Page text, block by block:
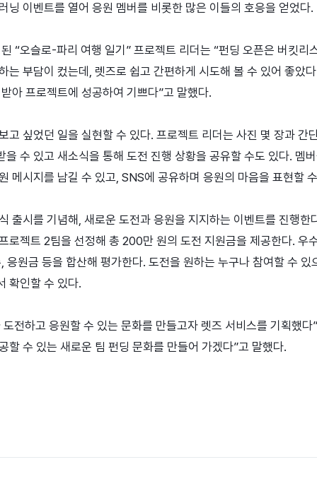
닝 이벤트를 열어 응원 멤버를 비롯한 많은 이들의 호응을 얻었다.
“오슬로-파리 여행 일기” 프로젝트 리더는 “펀딩 오픈은 버킷리
는 부담이 컸는데, 렛즈로 쉽고 간편하게 시도해 볼 수 있어 좋았
아 프로젝트에 성공하여 기쁘다”고 말했다.
고 싶었던 일을 실현할 수 있다. 프로젝트 리더는 사진 몇 장과 간
을 수 있고 새소식을 통해 도전 진행 상황을 공유할 수도 있다. 멤
메시지를 남길 수 있고, SNS에 공유하며 응원의 마음을 표현할
출시를 기념해, 새로운 도전과 응원을 지지하는 이벤트를 진행한
로젝트 2팀을 선정해 총 200만 원의 도전 지원금을 제공한다. 우
응원금 등을 합산해 평가한다. 도전을 원하는 누구나 참여할 수 있
확인할 수 있다.
전하고 응원할 수 있는 문화를 만들고자 렛즈 서비스를 기획했다
할 수 있는 새로운 팀 펀딩 문화를 만들어 가겠다”고 말했다.